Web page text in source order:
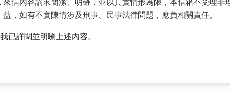
來信內容講求簡潔、明確，並以真實情形為限，本信箱不受理
益，如有不實陳情涉及刑事、民事法律問題，應負相關責任。
我已詳閱並明暸上述內容。